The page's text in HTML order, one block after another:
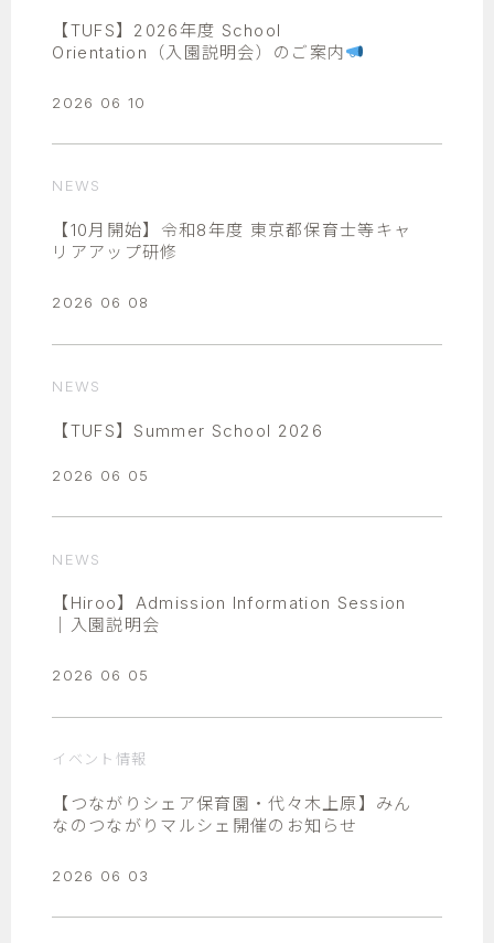
【TUFS】2026年度 School
Orientation（入園説明会）のご案内
2026 06 10
NEWS
【10月開始】令和8年度 東京都保育士等キャ
リアアップ研修
2026 06 08
NEWS
【TUFS】Summer School 2026
2026 06 05
NEWS
【Hiroo】Admission Information Session
｜入園説明会
2026 06 05
イベント情報
【つながりシェア保育園・代々木上原】みん
なのつながりマルシェ開催のお知らせ
2026 06 03